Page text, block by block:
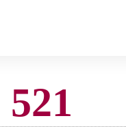
521